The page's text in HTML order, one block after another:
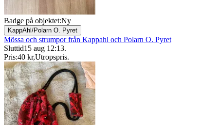
Badge på objektet:Ny
KappAhl/Polarn O. Pyret
Mössa och strumpor från Kappahl och Polarn O. Pyret
Sluttid15 aug 12:13.
Pris:40 kr,Utropspris.